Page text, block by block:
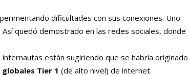
dificultades con sus conexiones. Uno
quedó demostrado en las redes sociales, donde
están sugiriendo que se habría originado
Tier 1 (de alto nivel) de internet.